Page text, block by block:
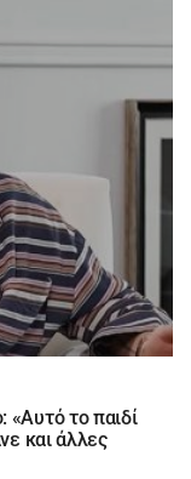
το παιδί
και άλλες